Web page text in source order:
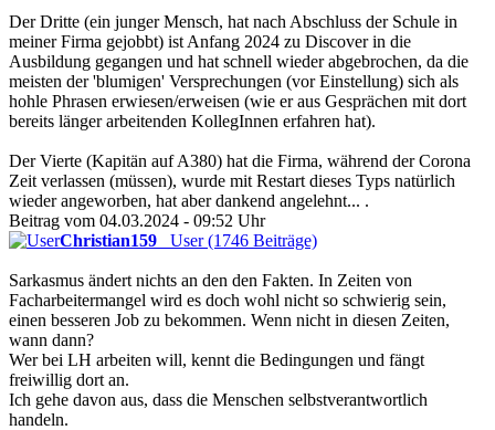
Der Dritte (ein junger Mensch, hat nach Abschluss der Schule in
meiner Firma gejobbt) ist Anfang 2024 zu Discover in die
Ausbildung gegangen und hat schnell wieder abgebrochen, da die
meisten der 'blumigen' Versprechungen (vor Einstellung) sich als
hohle Phrasen erwiesen/erweisen (wie er aus Gesprächen mit dort
bereits länger arbeitenden KollegInnen erfahren hat).
Der Vierte (Kapitän auf A380) hat die Firma, während der Corona
Zeit verlassen (müssen), wurde mit Restart dieses Typs natürlich
wieder angeworben, hat aber dankend angelehnt... .
Beitrag vom 04.03.2024 - 09:52 Uhr
Christian159
User (1746 Beiträge)
Sarkasmus ändert nichts an den den Fakten. In Zeiten von
Facharbeitermangel wird es doch wohl nicht so schwierig sein,
einen besseren Job zu bekommen. Wenn nicht in diesen Zeiten,
wann dann?
Wer bei LH arbeiten will, kennt die Bedingungen und fängt
freiwillig dort an.
Ich gehe davon aus, dass die Menschen selbstverantwortlich
handeln.